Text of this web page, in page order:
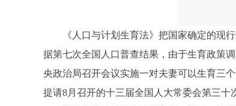
《人口与计划生育法》把国家确定的现
据第七次全国人口普查结果，由于生育政策
央政治局召开会议实施一对夫妻可以生育三
提请8月召开的十三届全国人大常委会第三十